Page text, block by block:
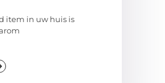
item in uw huis is